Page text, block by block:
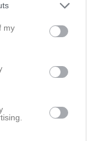
my
I år är det dags att sätta igång försäljning även för 2018/2019 Året går mot sitt slut och säsongen inomhus har tagit vid. Härligt med fotboll och även kul att tjejerna fått besök av A-lagets faddrar! Inför kommande säsong så kommer laget att starta upp en egen lagkassa som laget styr över själva. Intäkter till lagkassan går till lagets kostnader i form av poolspel, inköp m.m. Det har gått ut ett informationsblad kring försäljningen per mejl, men jag lägger även upp här under dokument. Laget säljer alltså bingolotter och Sverigelotter som kommer delas ut till er vid kommande träningar. Jag stöttar er i början att dra denna försäljning och återkommer med deadlines etc. Har ni frågor så kontakta mig direkt! Varma hälsningar Therese Hultquist Ungdomsansvarig, Styrelsen Kif Örebro theresehultqvist@kiforebro.se